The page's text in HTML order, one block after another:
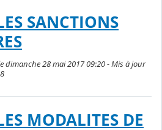
SANCTIONS
dimanche 28 mai 2017 09:20 - Mis à jour
MODALITES DE